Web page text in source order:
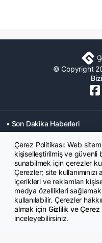
© Copyright
• Son Dakika Haberleri
• Memurlar Haberleri
• Ekonomi Haberleri
• Yaşam Haberleri
• Mahkeme Kararları
Haberleri
Çerez Politikası: Web
kişiselleştirilmiş ve güvenli
sunabilmek için çerezler
Çerezler; site
içerikleri ve reklamları
medya özellikleri sağlamak
kullanılabilir. Çerezler
almak için Gizlilik ve Çerez
inceleyebilirsiniz.